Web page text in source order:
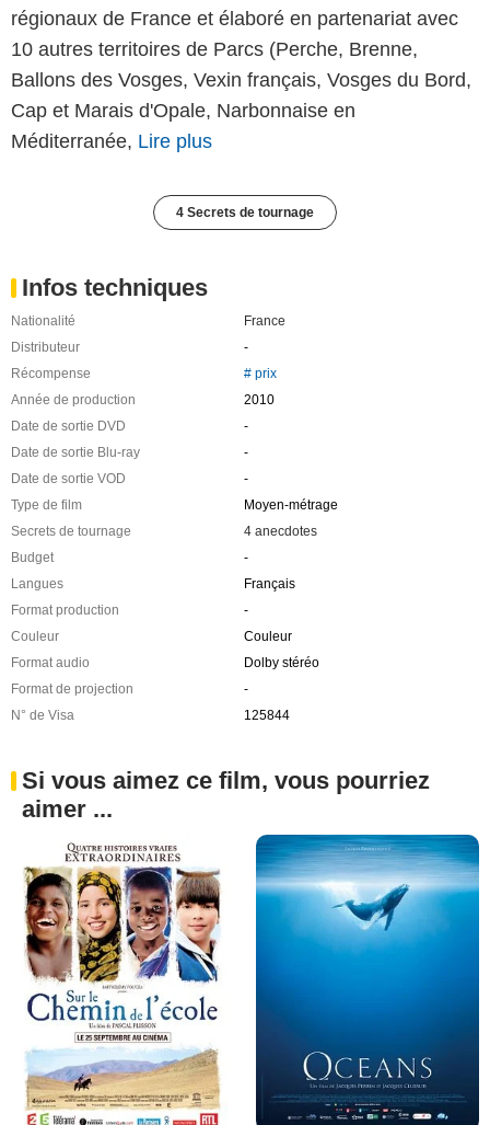
régionaux de France et élaboré en partenariat avec
10 autres territoires de Parcs (Perche, Brenne,
Ballons des Vosges, Vexin français, Vosges du Bord,
Cap et Marais d'Opale, Narbonnaise en
Méditerranée, Lire plus
4 Secrets de tournage
Infos techniques
Nationalité
France
Distributeur
-
Récompense
# prix
Année de production
2010
Date de sortie DVD
-
Date de sortie Blu-ray
-
Date de sortie VOD
-
Type de film
Moyen-métrage
Secrets de tournage
4 anecdotes
Budget
-
Langues
Français
Format production
-
Couleur
Couleur
Format audio
Dolby stéréo
Format de projection
-
N° de Visa
125844
Si vous aimez ce film, vous pourriez
aimer ...